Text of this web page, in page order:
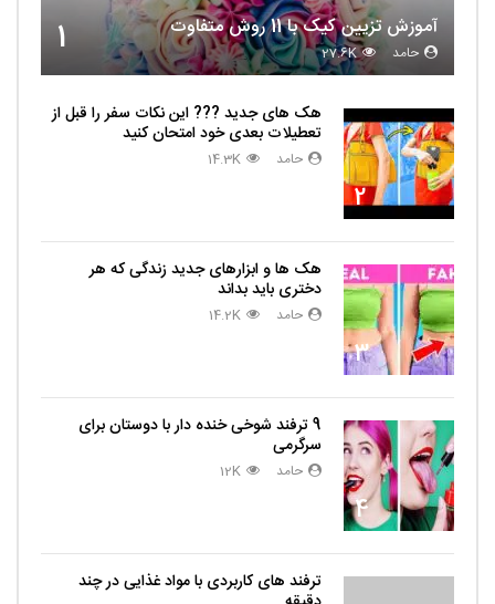
1 آموزش تزیین کیک با 11 روش متفاوت
حامد 27.6K
2
هک های جدید ??️? این نکات سفر را قبل از
تعطیلات بعدی خود امتحان کنید
حامد 14.3K
3
هک ها و ابزارهای جدید زندگی که هر
دختری باید بداند
حامد 14.2K
4
9 ترفند شوخی خنده دار با دوستان برای
سرگرمی
حامد 12K
ترفند های کاربردی با مواد غذایی در چند